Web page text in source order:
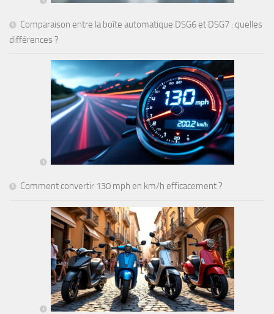
Comparaison entre la boîte automatique DSG6 et DSG7 : quelles
différences ?
Comment convertir 130 mph en km/h efficacement ?